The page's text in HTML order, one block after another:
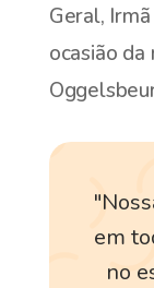
Geral,
ocasião da
em
no